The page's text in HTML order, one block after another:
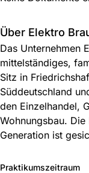
Über Elektro
Das Unternehmen
mittelständiges,
Sitz in
Süddeutschland
den Einzelhandel,
Wohnungsbau.
Generation ist
Praktikumszeitraum